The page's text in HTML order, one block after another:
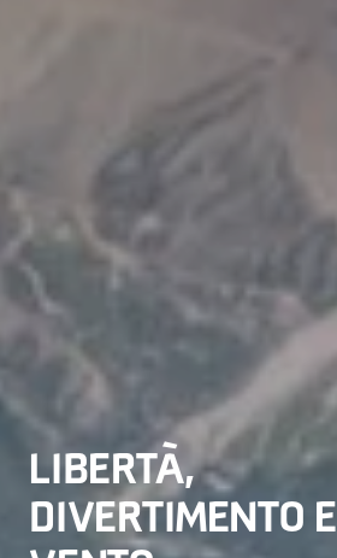
LIBERTÀ,
DIVERTIMENTO E
LIBERTÀ,
DIVERTIMENTO E
LIBERTÀ,
DIVERTIMENTO E